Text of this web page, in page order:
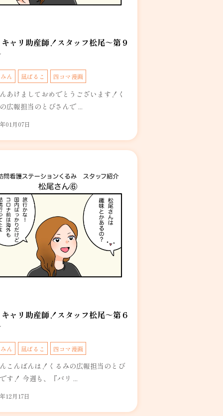
ャリ助産師！スタッフ松尾～第９
ん 凪ぱるこ 四コマ漫画
あけましておめでとうございます！く
広報担当のとびさんで ...
01月07日
ャリ助産師！スタッフ松尾～第６
ん 凪ぱるこ 四コマ漫画
こんばんは！くるみの広報担当のとび
す！ 今週も、『バリ ...
12月17日